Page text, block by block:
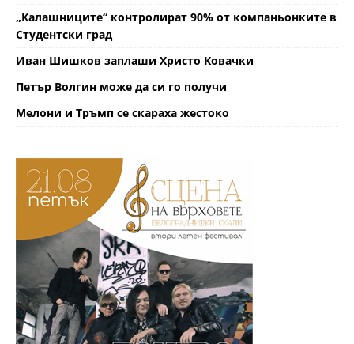
„Калашниците“ контролират 90% от компаньонките в
Студентски град
Иван Шишков заплаши Христо Ковачки
Петър Волгин може да си го получи
Мелони и Тръмп се скараха жестоко